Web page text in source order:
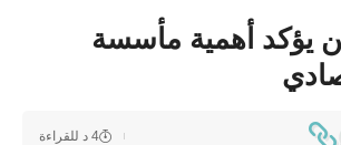
يؤكد أهمية مأسسة
4 د للقراءة